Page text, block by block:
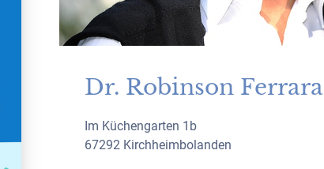
Dr. Robinson Ferrara
Im Küchengarten 1b
67292 Kirchheimbolanden